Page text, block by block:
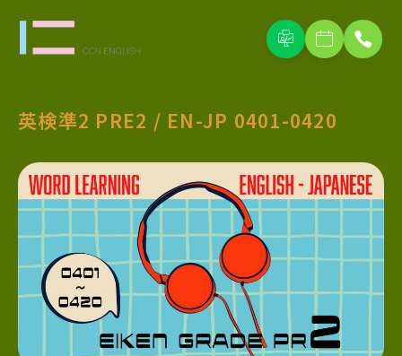
英検準2 PRE2 / EN-JP 0401-0420